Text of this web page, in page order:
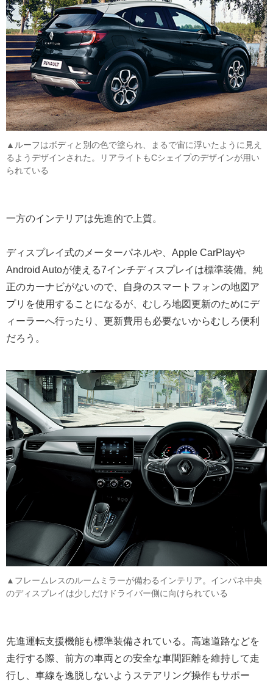
▲ルーフはボディと別の色で塗られ、まるで宙に浮いたように見え
るようデザインされた。リアライトもCシェイプのデザインが用い
られている
一方のインテリアは先進的で上質。
ディスプレイ式のメーターパネルや、Apple CarPlayや
Android Autoが使える7インチディスプレイは標準装備。純
正のカーナビがないので、自身のスマートフォンの地図ア
プリを使用することになるが、むしろ地図更新のためにデ
ィーラーへ行ったり、更新費用も必要ないからむしろ便利
だろう。
▲フレームレスのルームミラーが備わるインテリア。インパネ中央
のディスプレイは少しだけドライバー側に向けられている
先進運転支援機能も標準装備されている。高速道路などを
走行する際、前方の車両との安全な車間距離を維持して走
行し、車線を逸脱しないようステアリング操作もサポー